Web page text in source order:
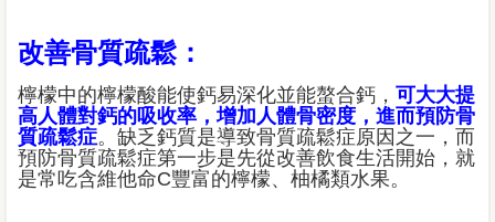
改善骨質疏鬆：
檸檬中的檸檬酸能使鈣易深化並能螯合鈣， 可大大提
高人體對鈣的吸收率，增加人體骨密度，進而預防骨
質疏鬆症。缺乏鈣質是導致骨質疏鬆症原因之一，而
預防骨質疏鬆症第一步是先從改善飲食生活開始，就
是常吃含維他命C豐富的檸檬、柚橘類水果。